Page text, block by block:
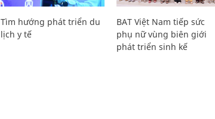
Tìm hướng phát triển du
lịch y tế
BAT Việt Nam tiếp sức
phụ nữ vùng biên giới
phát triển sinh kế